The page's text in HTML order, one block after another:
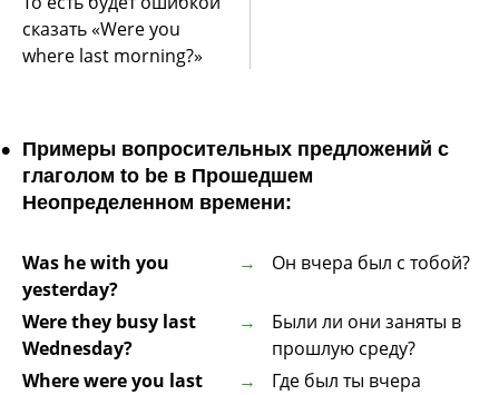
сказать «Were you
where last morning?»
Примеры вопросительных предложений с
глаголом to be в Прошедшем
Неопределенном времени:
Was he with you
yesterday?
Он вчера был с тобой?
Were they busy last
Wednesday?
Были ли они заняты в
прошлую среду?
Where were you last
Где был ты вчера